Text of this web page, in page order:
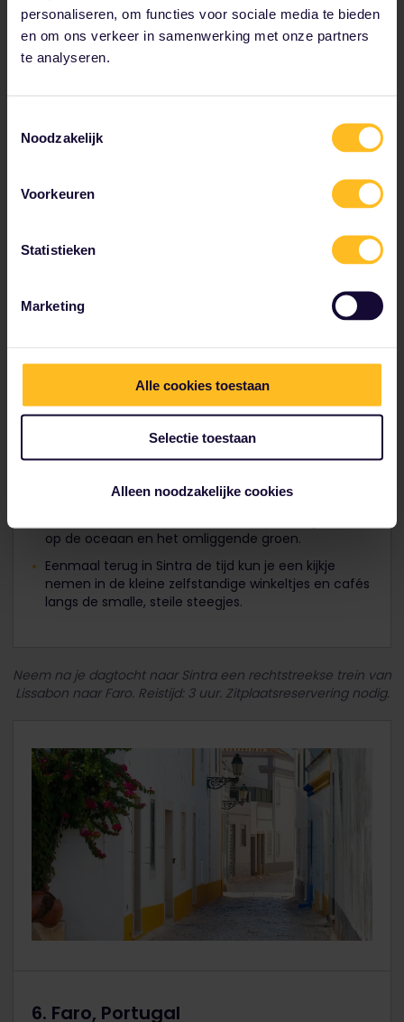
personaliseren, om functies voor sociale media te bieden
en om ons verkeer in samenwerking met onze partners
te analyseren.
Noodzakelijk
Voorkeuren
Statistieken
Marketing
Alle cookies toestaan
Selectie toestaan
Alleen noodzakelijke cookies
Neem een rechtstreekse trein van Lissabon naar Sintra.
Reistijd: 45 minuten. Reserveren is niet verplicht.
Vanuit Lissabon is een dagtripje naar Sintra altijd de
moeite waard. In deze sprookjesachtige stad worden
natuurschoon en kunst met elkaar verenigd.
de weelderige heuvels naar het
levendigeNationale Paleis van Pena, met zijn gele
Je kunt ook door de heuvels van Sintra wandelen
op de oceaan en het omliggende groen.
Eenmaal terug in Sintra de tijd kun je een kijkje
nemen in de kleine zelfstandige winkeltjes en cafés
langs de smalle, steile steegjes.
Neem na je dagtocht naar Sintra een rechtstreekse trein van
Lissabon naar Faro. Reistijd: 3 uur. Zitplaatsreservering nodig.
6. Faro, Portugal